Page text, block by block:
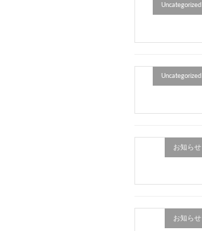
Uncategorized
Uncategorized
お知らせ
お知らせ